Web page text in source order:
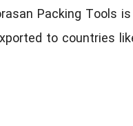
Packing Tools
to countries